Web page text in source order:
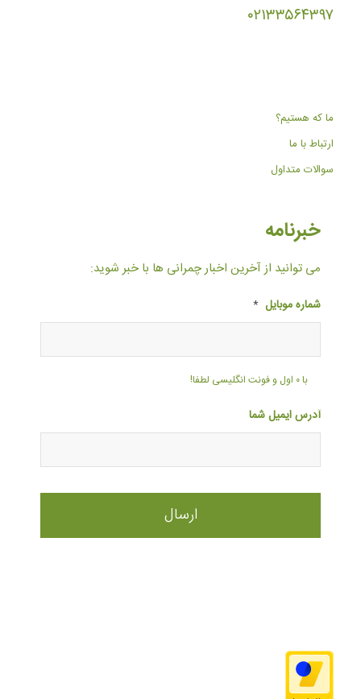
۰۲۱۳۳۵۶۴۳۹۷
ما که هستیم؟
ارتباط با ما
سوالات متداول
خبرنامه
می توانید از آخرین اخبار چمرانی ها با خبر شوید:
شماره موبایل *
با ۰ اول و فونت انگلیسی لطفا!
آدرس ایمیل شما